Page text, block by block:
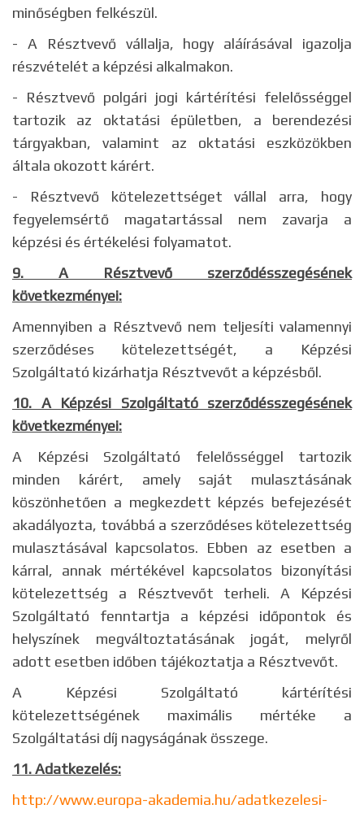
minőségben felkészül.
- A Résztvevő vállalja, hogy aláírásával igazolja
részvételét a képzési alkalmakon.
- Résztvevő polgári jogi kártérítési felelősséggel
tartozik az oktatási épületben, a berendezési
tárgyakban, valamint az oktatási eszközökben
általa okozott kárért.
- Résztvevő kötelezettséget vállal arra, hogy
fegyelemsértő magatartással nem zavarja a
képzési és értékelési folyamatot.
9. A Résztvevő szerződésszegésének
következményei:
Amennyiben a Résztvevő nem teljesíti valamennyi
szerződéses kötelezettségét, a Képzési
Szolgáltató kizárhatja Résztvevőt a képzésből.
10. A Képzési Szolgáltató szerződésszegésének
következményei:
A Képzési Szolgáltató felelősséggel tartozik
minden kárért, amely saját mulasztásának
köszönhetően a megkezdett képzés befejezését
akadályozta, továbbá a szerződéses kötelezettség
mulasztásával kapcsolatos. Ebben az esetben a
kárral, annak mértékével kapcsolatos bizonyítási
kötelezettség a Résztvevőt terheli. A Képzési
Szolgáltató fenntartja a képzési időpontok és
helyszínek megváltoztatásának jogát, melyről
adott esetben időben tájékoztatja a Résztvevőt.
A Képzési Szolgáltató kártérítési
kötelezettségének maximális mértéke a
Szolgáltatási díj nagyságának összege.
11. Adatkezelés:
http://www.europa-akademia.hu/adatkezelesi-